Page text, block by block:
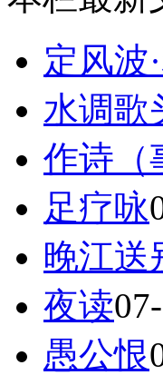
定风波
水调歌
作诗（
足疗咏
晚江送
夜读
愚公恨